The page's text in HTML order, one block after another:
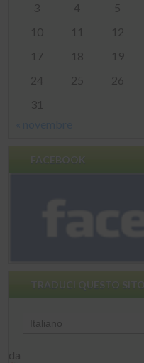
3
4 5
10
11 12
17
18 19
24
25 26
31
FACEBOOK
TRADUCI QUESTO SITO
da